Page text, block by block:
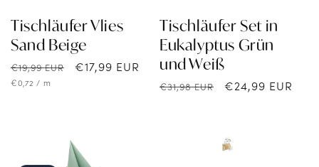
Tischläufer Vlies
Sand Beige
Normaler
Preis
€19,99 EUR Verkaufspreis
€17,99 EUR
Grundpreis
€0,72 / pro
m
Tischläufer Set in
Eukalyptus Grün
und Weiß
Normaler
€31,98 EUR Verkaufspreis
€24,99 EUR